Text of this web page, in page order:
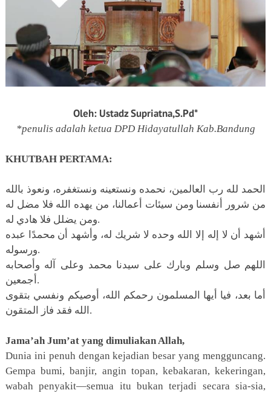
Oleh: Ustadz Supriatna,S.Pd*
*penulis adalah ketua DPD Hidayatullah Kab.Bandung
KHUTBAH PERTAMA:
الحمد لله رب العالمين، نحمده ونستعينه ونستغفره، ونعوذ بالله
من شرور أنفسنا ومن سيئات أعمالنا، من يهده الله فلا مضل له
ومن يضلل فلا هادي له.
أشهد أن لا إله إلا الله وحده لا شريك له، وأشهد أن محمدًا عبده
ورسوله.
اللهم صل وسلم وبارك على سيدنا محمد وعلى آله وأصحابه
أجمعين.
أما بعد، فيا أيها المسلمون رحمكم الله، أوصيكم ونفسي بتقوى
الله فقد فاز المتقون.
Jama’ah Jum’at yang dimuliakan Allah,
Dunia ini penuh dengan kejadian besar yang mengguncang.
Gempa bumi, banjir, angin topan, kebakaran, kekeringan,
wabah penyakit—semua itu bukan terjadi secara sia-sia,